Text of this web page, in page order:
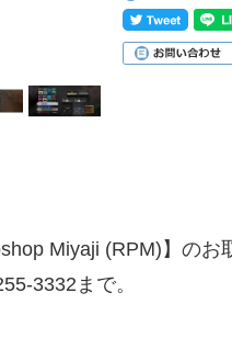
Miyaji (RPM)】のお
3332まで。